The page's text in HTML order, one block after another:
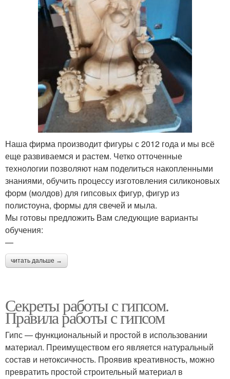
Наша фирма производит фигуры с 2012 года и мы всё
еще развиваемся и растем. Четко отточенные
технологии позволяют нам поделиться накопленными
знаниями, обучить процессу изготовления силиконовых
форм (молдов) для гипсовых фигур, фигур из
полистоуна, формы для свечей и мыла.
Мы готовы предложить Вам следующие варианты
обучения:
—
читать дальше →
Секреты работы с гипсом.
Правила работы с гипсом
Гипс — функциональный и простой в использовании
материал. Преимуществом его является натуральный
состав и нетоксичность. Проявив креативность, можно
превратить простой строительный материал в